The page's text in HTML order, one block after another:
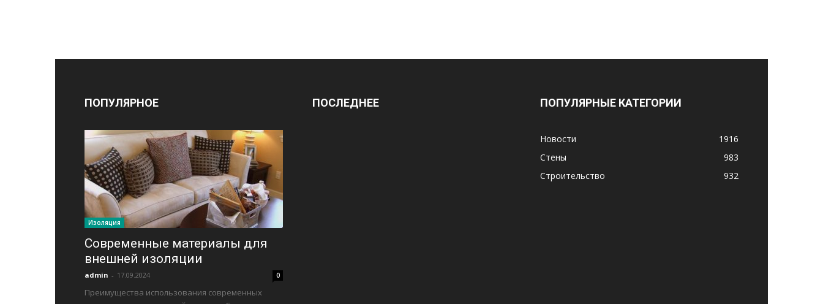
ПОПУЛЯРНОЕ
Изоляция
Современные материалы для
внешней изоляции
admin - 17.09.2024 0
Преимущества использования современных
ПОСЛЕДНЕЕ ПОПУЛЯРНЫЕ КАТЕГОРИИ
Новости
1916
Стены
983
Строительство
932